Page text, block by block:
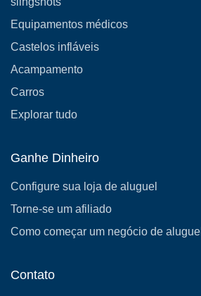
Equipamentos médicos
Castelos infláveis
Acampamento
Carros
Explorar tudo
Ganhe Dinheiro
Configure sua loja de aluguel
Torne-se um afiliado
Como começar um negócio de aluguel
Contato